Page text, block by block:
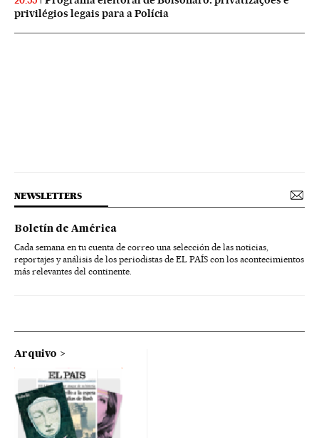
privilégios legais para a Polícia
NEWSLETTERS
Boletín de América
Cada semana en tu cuenta de correo una selección de las noticias,
reportajes y análisis de los periodistas de EL PAÍS con los acontecimientos
más relevantes del continente.
Arquivo